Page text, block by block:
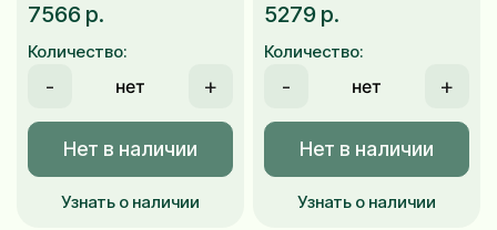
7566 р.
Количество:
- +
Нет в наличии
Узнать о наличии
5279 р.
Количество:
- +
Нет в наличии
Узнать о наличии